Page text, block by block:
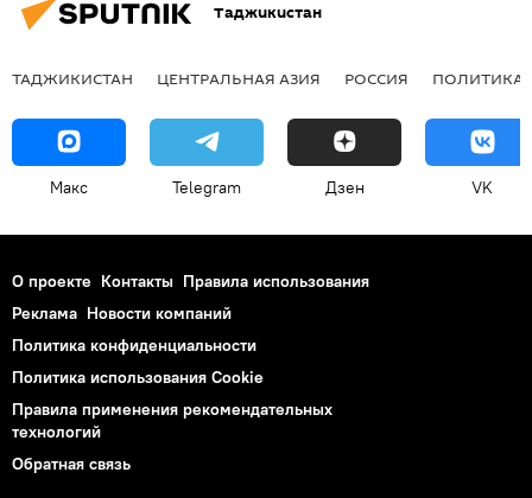
Таджикистан
ТАДЖИКИСТАН ЦЕНТРАЛЬНАЯ АЗИЯ РОССИЯ ПОЛИТИКА
Макс Telegram Дзен VK
О проекте Контакты Правила использования
Реклама Новости компаний
Политика конфиденциальности
Политика использования Cookie
Правила применения рекомендательных
технологий
Обратная связь